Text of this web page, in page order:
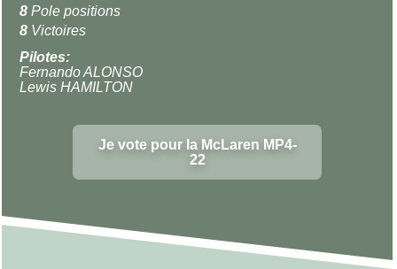
8 Pole positions
8 Victoires
Pilotes:
Fernando ALONSO
Lewis HAMILTON
Je vote pour la McLaren MP4-
22